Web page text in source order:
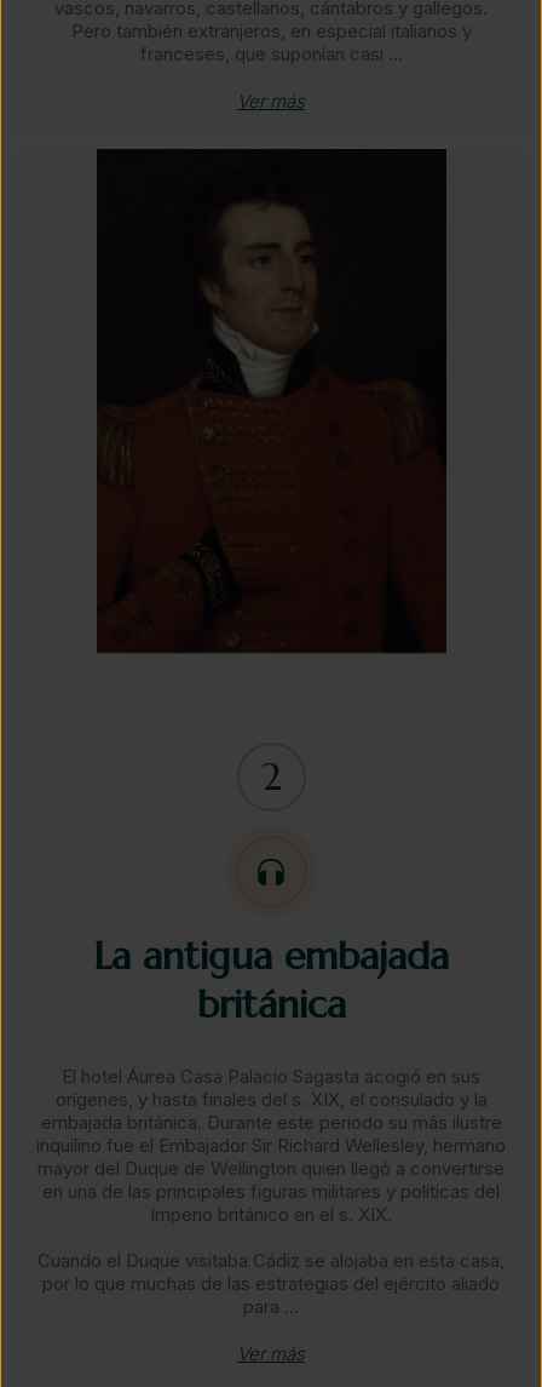
vascos, navarros, castellanos, cántabros y gallegos.
Pero también extranjeros, en especial italianos y
franceses, que suponían casi ...
Ver más
La antigua embajada
británica​
El hotel Áurea Casa Palacio Sagasta acogió en sus
orígenes, y hasta finales del s. XIX, el consulado y la
embajada británica. Durante este periodo su más ilustre
inquilino fue el Embajador Sir Richard Wellesley, hermano
mayor del Duque de Wellington quien llegó a convertirse
en una de las principales figuras militares y políticas del
Imperio británico en el s. XIX.
​​Cuando el Duque visitaba Cádiz se alojaba en esta casa,
por lo que muchas de las estrategias del ejército aliado
para ...
Ver más